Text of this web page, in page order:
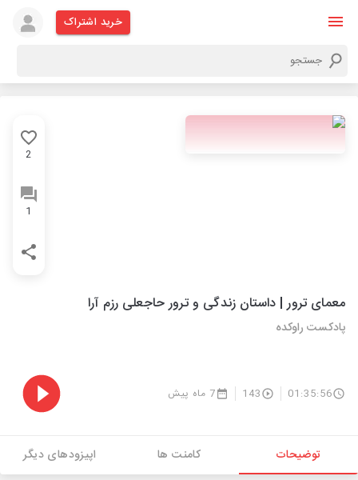
خرید اشتراک
2
1
معمای ترور | داستان زندگی و ترور حاجعلی رزم آرا
پادکست راوکده
01:35:56
143 7 ماه پیش
توضیحات کامنت ها اپیزودهای دیگر